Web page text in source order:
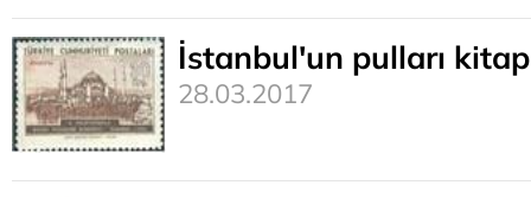
İstanbul'un pulları
28.03.2017